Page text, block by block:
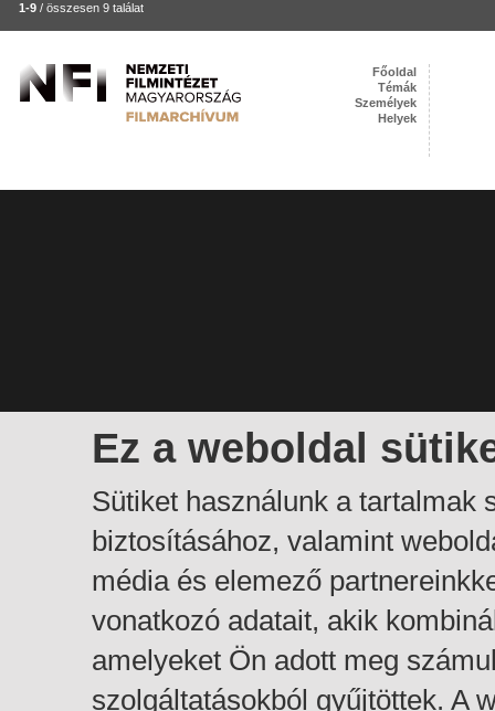
1-9 / összesen 9 találat
Ez a weboldal
Sütiket használunk a tartalmak
biztosításához, valamint
média és elemező
vonatkozó adatait, akik
amelyeket Ön adott meg
szolgáltatásokból gyűjtöttek. A
Főoldal
Témák
Személyek
Helyek